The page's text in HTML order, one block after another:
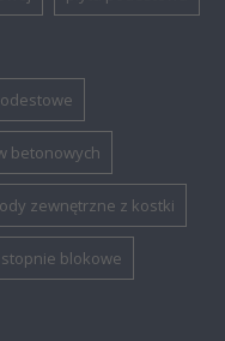
betonowych
zewnętrzne z kostki
stopnie blokowe